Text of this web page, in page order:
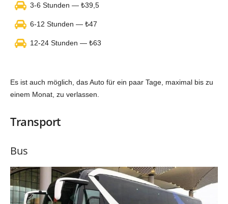
3-6 Stunden — ₺39,5
6-12 Stunden — ₺47
12-24 Stunden — ₺63
Es ist auch möglich, das Auto für ein paar Tage, maximal bis zu
einem Monat, zu verlassen.
Transport
Bus